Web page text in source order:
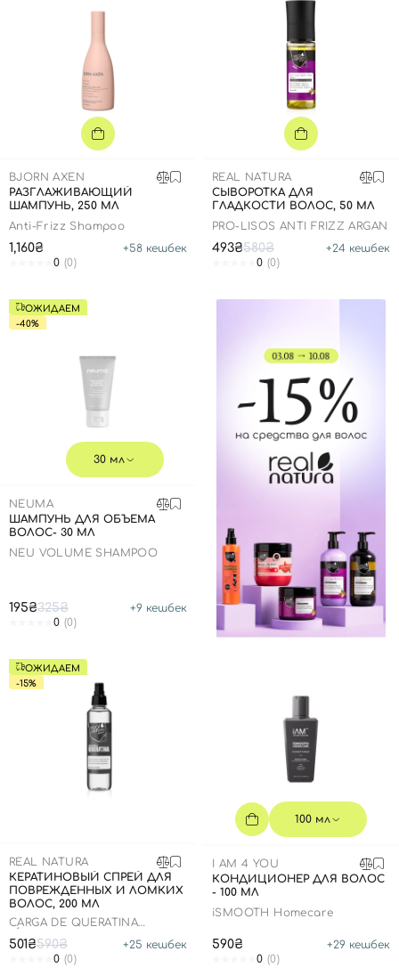
BJORN AXEN
РАЗГЛАЖИВАЮЩИЙ
ШАМПУНЬ, 250 МЛ
Anti-Frizz Shampoo
1,160₴ +58 кешбек
0 (0)
REAL NATURA
СЫВОРОТКА ДЛЯ
ГЛАДКОСТИ ВОЛОС, 50 МЛ
PRO-LISOS ANTI FRIZZ ARGAN
493₴580₴ +24 кешбек
0 (0)
ОЖИДАЕМ
-40%
30 мл
NEUMA
ШАМПУНЬ ДЛЯ ОБЪЕМА
ВОЛОС- 30 МЛ
NEU VOLUME SHAMPOO
195₴325₴ +9 кешбек
0 (0)
ОЖИДАЕМ
-15%
REAL NATURA
КЕРАТИНОВЫЙ СПРЕЙ ДЛЯ
ПОВРЕЖДЕННЫХ И ЛОМКИХ
ВОЛОС, 200 МЛ
CARGA DE QUERATINA
501₴590₴ +25 кешбек
0 (0)
100 мл
I AM 4 YOU
КОНДИЦИОНЕР ДЛЯ ВОЛОС
- 100 МЛ
iSMOOTH Homecare
590₴ +29 кешбек
0 (0)
Вход
Отправляя форму для авторизации/регистрации, вы
принимаете условия
Пользовательские соглашения
Войти с помощью e-mail